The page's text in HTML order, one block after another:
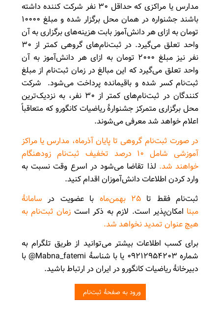
مدارس یا مراکزی که حداقل ۳۰ نفر شرکت کننده داشته
باشند جشنواره در همان محل برگزار شده و مبلغ ۱۰۰۰۰
تومان به ازای هر دانش‌آموز بابت هزینه‌های برگزاری به آن
واحد تعلق می‌گیرد. در ثبت‌نام‌های گروهی کمتر از ۳۰
نفر نیز مبلغ ۲۰۰۰ تومان به ازای هر دانش‌آموز به آن
واحد تعلق می‌گیرد که این مبالغ در زمان ثبت‌نام از مبلغ
ثبت‌نام کسر شده و باقیمانده پرداخت می‌شود. شرکت
کنندگان در ثبت‌نام‌های کمتر از ۳۰ نفر، به نزدیک‌ترین
محل برگزاری متمرکز جشنوارۀ ریاضیات کانگورو که متعاقباً
اعلام خواهد شد معرفی می‌شوند.
در صورت ثبت‌نام گروهی تا پایان آذرماه، مدارس یا مراکز
آموزشی شامل ۱۰ درصد تخفیف ثبت‌نام زودهنگام
خواهند شد. لذا تقاضا می‌شود در اسرع وقت نسبت به
وارد کردن اطلاعات دانش‌آموزان اقدام کنید.
ثبت‌نام فقط تا ۲۵ بهمن‌ماه با عضویت در سامانۀ
مبنا امکان‌پذیر است. لازم به ذکر است زمان ثبت‌نام به
هیچ عنوان تمدید نخواهد شد.
برای کسب اطلاعات بیشتر می‌توانید از طریق تلگرام به
شماره ۰۹۲۱۲۹۵۴۲۰۳ یا با شناسۀ Mabna_fatemi@ با
دبیرخانۀ ریاضیات کانگورو در ایران در ارتباط باشید.
ورود به صفحۀ ثبت‌نام